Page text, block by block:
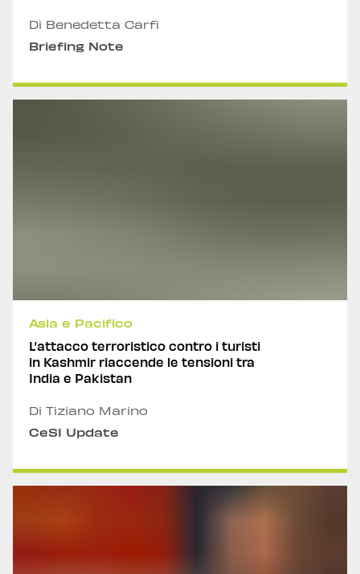
Di Benedetta Carfì
Briefing Note
Asia e Pacifico
L’attacco terroristico contro i turisti
in Kashmir riaccende le tensioni tra
India e Pakistan
Di Tiziano Marino
CeSI Update